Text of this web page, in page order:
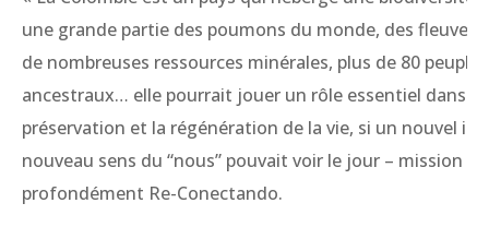
une grande partie des poumons du monde, des fleuves
de nombreuses ressources minérales, plus de 80 peuples
ancestraux… elle pourrait jouer un rôle essentiel dans la
préservation et la régénération de la vie, si un nouvel
nouveau sens du “nous” pouvait voir le jour – mission
profondément Re-Conectando.